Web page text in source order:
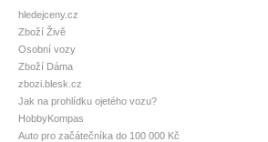
hledejceny.cz
Zboží Živě
Osobní vozy
Zboží Dáma
zbozi.blesk.cz
Jak na prohlídku ojetého vozu?
HobbyKompas
Auto pro začátečníka do 100 000 Kč